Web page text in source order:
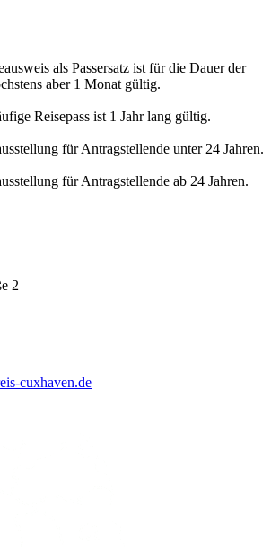
als Passersatz ist für die Dauer der
aber 1 Monat gültig.
Reisepass ist 1 Jahr lang gültig.
für Antragstellende unter 24 Jahren.
für Antragstellende ab 24 Jahren.
2
cuxhaven.de